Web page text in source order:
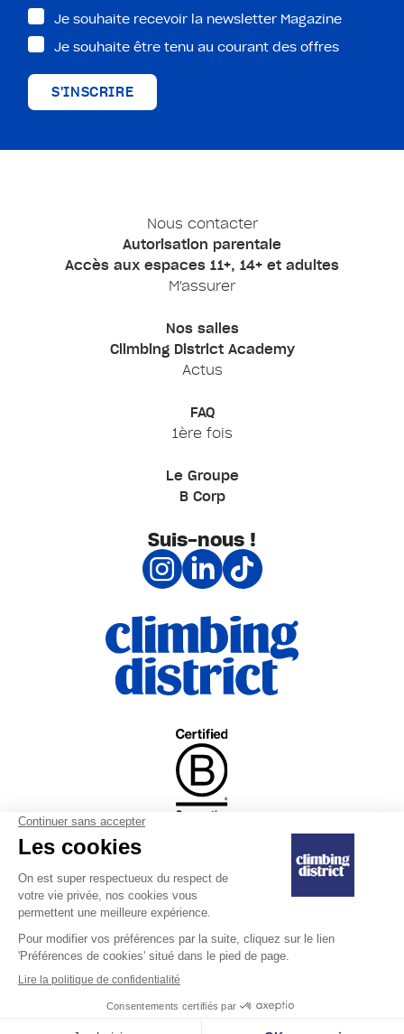
Je souhaite recevoir la newsletter Magazine
Je souhaite être tenu au courant des offres
S'INSCRIRE
Nous contacter
Autorisation parentale
Accès aux espaces 11+, 14+ et adultes
M'assurer
Nos salles
Climbing District Academy
Actus
FAQ
1ère fois
Le Groupe
B Corp
Suis-nous !
Règlement intérieur|Engagement de
confidentialité|Ventes et remboursements
Mentions légales
Dernière mise à jour le 10/07/2025
Copyright © 2025 Climbing District SA. Tous droits réservés.